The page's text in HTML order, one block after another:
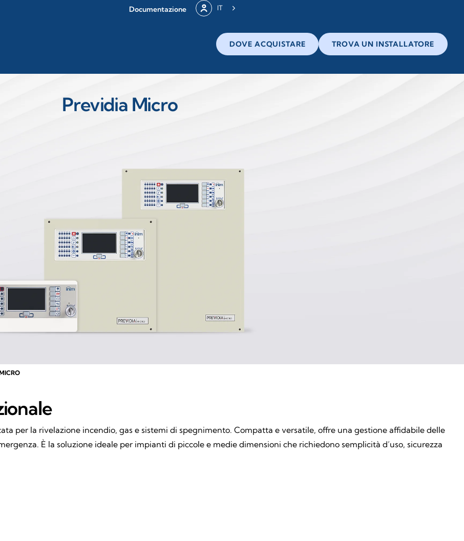
Documentazione IT
DOVE ACQUISTARE TROVA UN INSTALLATORE
Previdia Micro
per la rivelazione incendio, gas e sistemi di spegnimento. Compatta e versatile, offre una gestione affidabile delle
È la soluzione ideale per impianti di piccole e medie dimensioni che richiedono semplicità d’uso, sicurezza